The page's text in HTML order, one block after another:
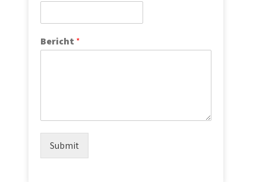
Bericht *
Submit